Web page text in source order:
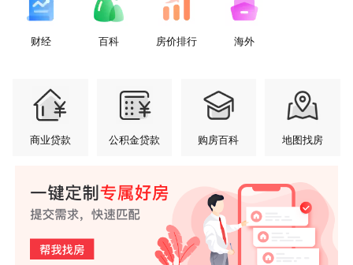
财经 百科 房价排行 海外
商业贷款 公积金贷款 购房百科 地图找房